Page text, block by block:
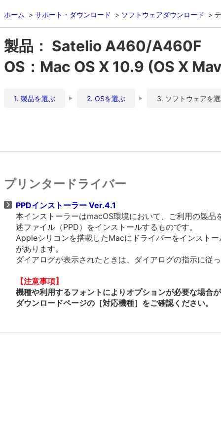
ホーム サポート・ダウンロード ソフトウェアダウンロード
製品： Satelio A460/A460F
OS：Mac OS X 10.9 (OS X
1. 製品を選ぶ 2. OSを選ぶ 3. ソフトウェアを
プリンタードライバー
PPDインストーラー Ver.4.1
本インストーラーはmacOS環境において、ご利用の製
述ファイル（PPD）をインストールするものです。
Appleシリコンを搭載したMacにドライバーをインスト
があります。
ダイアログが表示されたときは、ダイアログの指示に従
【注意事項】
機種や利用するフォントによりオプションが必要な場合
ダウンロードページの［対応機種］をご確認ください。